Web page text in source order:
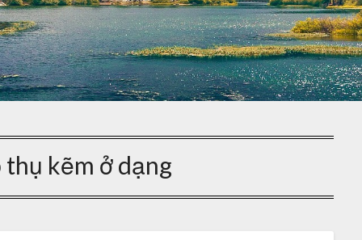
thụ kẽm ở dạng